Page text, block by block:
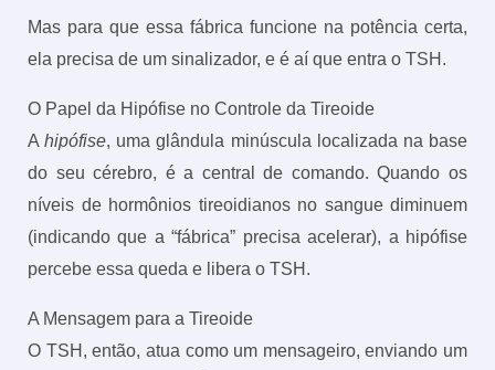
Mas para que essa fábrica funcione na potência certa,
ela precisa de um sinalizador, e é aí que entra o TSH.
O Papel da Hipófise no Controle da Tireoide
Ahipófise, uma glândula minúscula localizada na base
do seu cérebro, é a central de comando. Quando os
níveis de hormônios tireoidianos no sangue diminuem
(indicando que a “fábrica” precisa acelerar), a hipófise
percebe essa queda e libera o TSH.
A Mensagem para a Tireoide
O TSH, então, atua como um mensageiro, enviando um